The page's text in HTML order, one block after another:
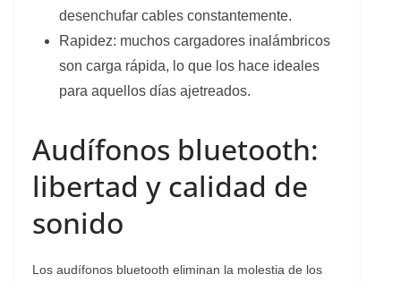
desenchufar cables constantemente.
Rapidez: muchos cargadores inalámbricos
son carga rápida, lo que los hace ideales
para aquellos días ajetreados.
Audífonos bluetooth:
libertad y calidad de
sonido
Los audífonos bluetooth eliminan la molestia de los